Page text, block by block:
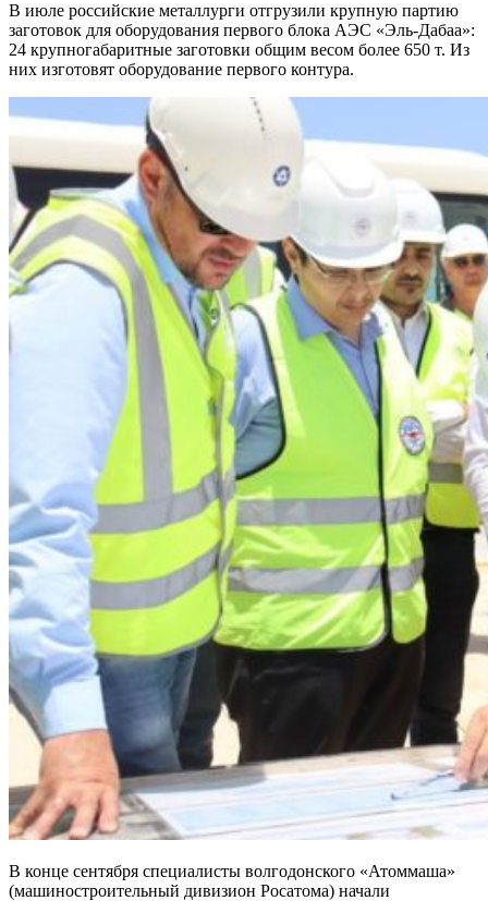
В июле российские металлурги отгрузили крупную партию
заготовок для оборудования первого блока АЭС «Эль-Дабаа»:
24 крупногабаритные заготовки общим весом более 650 т. Из
них изготовят оборудование первого контура.
В конце сентября специалисты волгодонского «Атоммаша»
(машиностроительный дивизион Росатома) начали